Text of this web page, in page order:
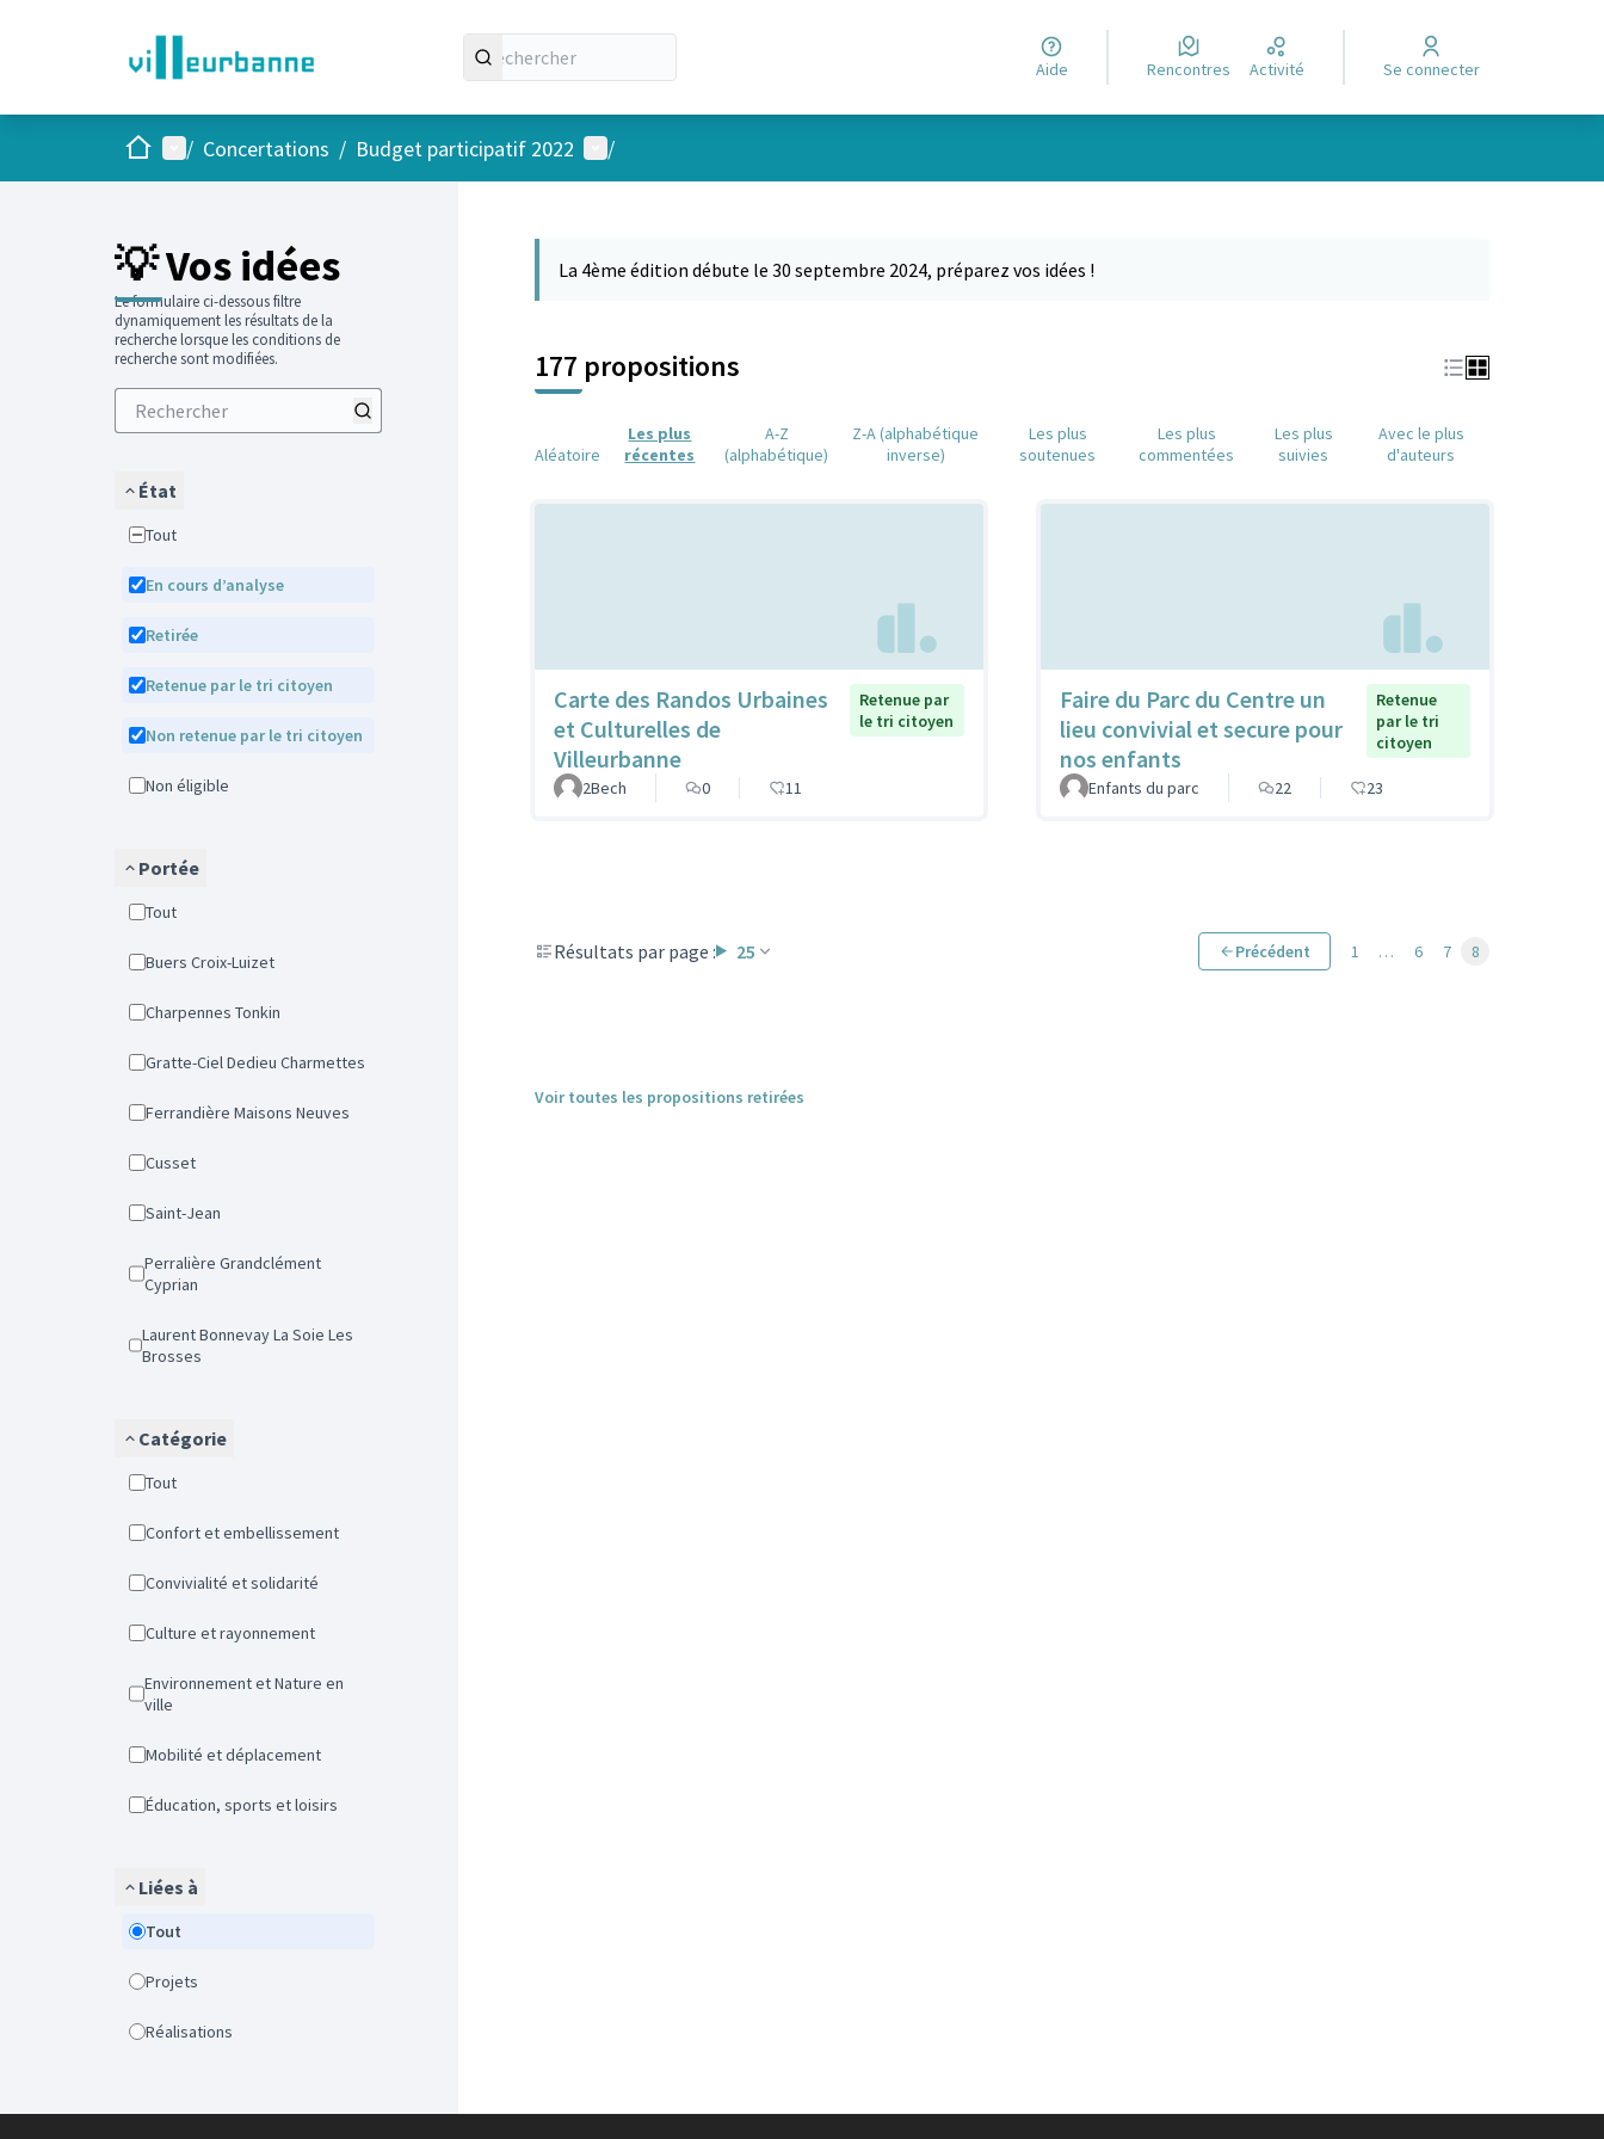
Aide Rencontres Activité Se connecter
AccueilMenu principal
/ Concertations / Budget participatif 2022 Menu utilisateur
/
💡 Vos idées
Le formulaire ci-dessous filtre
dynamiquement les résultats de la
recherche lorsque les conditions de
recherche sont modifiées.
État
Tout
En cours d’analyse
Retirée
Retenue par le tri citoyen
Non retenue par le tri citoyen
Non éligible
Portée
Tout
Buers Croix-Luizet
Charpennes Tonkin
Gratte-Ciel Dedieu Charmettes
Ferrandière Maisons Neuves
Cusset
Saint-Jean
Perralière Grandclément
Cyprian
Laurent Bonnevay La Soie Les
Brosses
Catégorie
Tout
Confort et embellissement
Convivialité et solidarité
Culture et rayonnement
Environnement et Nature en
ville
Mobilité et déplacement
Éducation, sports et loisirs
Liées à
Tout
Projets
Réalisations
La 4ème édition débute le 30 septembre 2024, préparez vos idées !
177 propositions
Aléatoire
Les plus
récentes
A-Z
(alphabétique)
Z-A (alphabétique
inverse)
Les plus
soutenues
Les plus
commentées
Les plus
suivies
Avec le plus
d'auteurs
Carte des Randos Urbaines
et Culturelles de
Villeurbanne
Retenue par
le tri citoyen
2Bech 0 11
Faire du Parc du Centre un
lieu convivial et secure pour
nos enfants
Retenue
par le tri
citoyen
Enfants du parc 22 23
Résultats par page : 25 Précédent 1 … 6 7 8
Voir toutes les propositions retirées